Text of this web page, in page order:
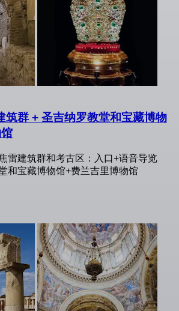
筑群 + 圣吉纳罗教堂和宝藏博物
雷建筑群和考古区：入口+语音导览
和宝藏博物馆+费兰吉里博物馆